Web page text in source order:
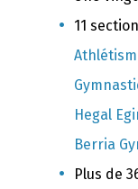
11
Hegal
Berria
Plus de